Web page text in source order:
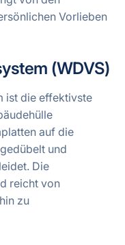
Vorlieben
(WDVS)
ist die effektivste
auf die
und
Die
reicht von
zu